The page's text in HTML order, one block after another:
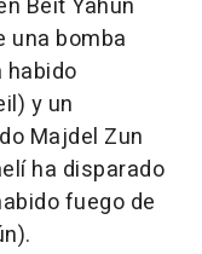
Beit Yahún
una bomba
habido
y un
Majdel Zun
ha disparado
fuego de